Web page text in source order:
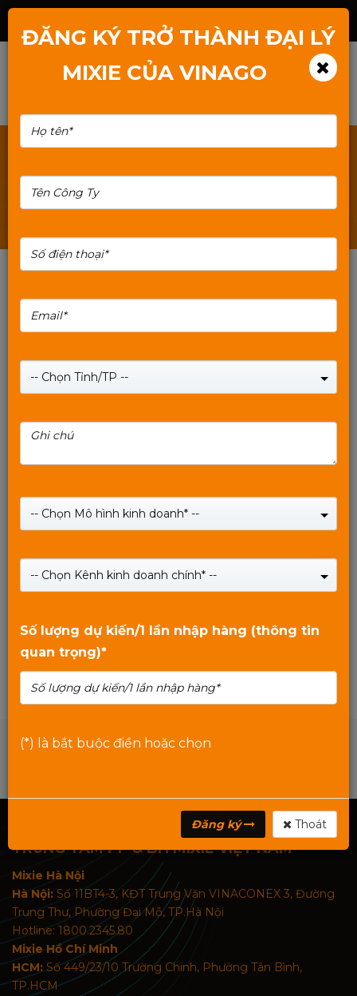
Optical / Coaxial sang AV – 3.5mm, hỗ trợ Bluetooth
& USB
Giá:Liên hệ
SHOP NOW
0
5
TRUNG TÂM PP & BH MIXIE VIỆT NAM
Mixie Hà Nội
Hà Nội: Số 11BT4-3, KĐT Trung Văn VINACONEX 3, Đường
Trung Thư, Phường Đại Mỗ, TP.Hà Nội
Hotline: 1800.2345.80
Mixie Hồ Chí Minh
HCM:Số 449/23/10 Trường Chinh, Phường Tân Bình,
TP.HCM
ĐĂNG KÝ TRỞ THÀNH ĐẠI LÝ
MIXIE CỦA VINAGO
-- Chọn Tỉnh/TP --
-- Chọn Mô hình kinh doanh* --
-- Chọn Kênh kinh doanh chính* --
Số lượng dự kiến/1 lần nhập hàng (thông tin
quan trọng)*
(*) là bắt buộc điền hoặc chọn
Đăng ký Thoát